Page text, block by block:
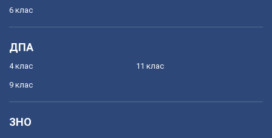
6 клас
ДПА
4 клас
9 клас
11 клас
ЗНО